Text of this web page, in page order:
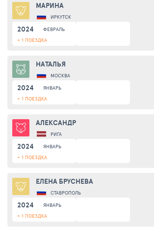
МАРИНА
ИРКУТСК
2024
ФЕВРАЛЬ
+ 1 ПОЕЗДКА
НАТАЛЬЯ
МОСКВА
2024
ЯНВАРЬ
+ 1 ПОЕЗДКА
АЛЕКСАНДР
РИГА
2024
ЯНВАРЬ
+ 1 ПОЕЗДКА
ЕЛЕНА БРУСНЕВА
СТАВРОПОЛЬ
2024
ЯНВАРЬ
+ 1 ПОЕЗДКА